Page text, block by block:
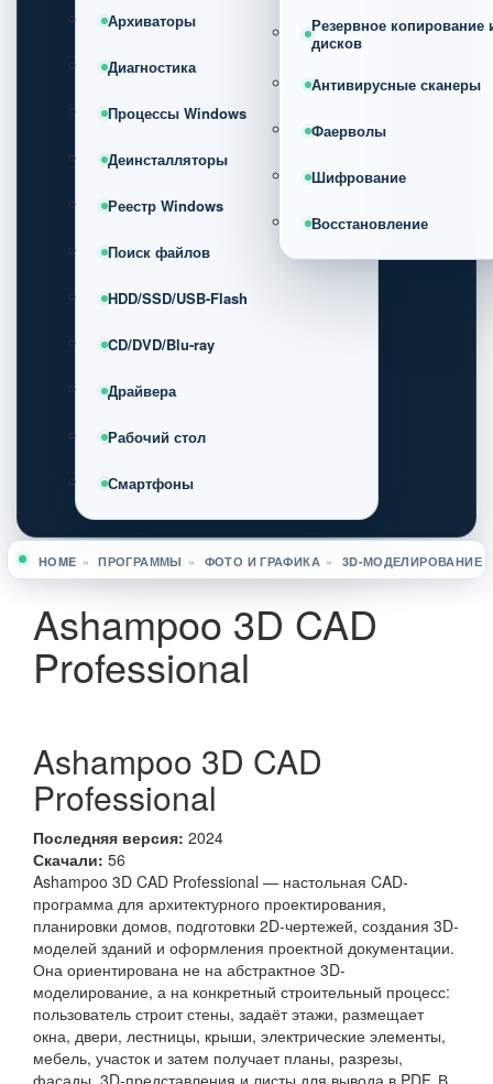
Архиваторы
Диагностика
Процессы Windows
Деинсталляторы
Реестр Windows
Поиск файлов
HDD/SSD/USB-Flash
CD/DVD/Blu-ray
Драйвера
Рабочий стол
Смартфоны
Резервное копирование
дисков
Антивирусные сканеры
Фаерволы
Шифрование
Восстановление
Вы здесь
HOME » ПРОГРАММЫ » ФОТО И ГРАФИКА » 3D-МОДЕЛИРОВАНИЕ
Ashampoo 3D CAD
Professional
Ashampoo 3D CAD
Professional
Последняя версия: 2024
Скачали: 56
Ashampoo 3D CAD Professional — настольная CAD-
программа для архитектурного проектирования,
планировки домов, подготовки 2D-чертежей, создания 3D-
моделей зданий и оформления проектной документации.
Она ориентирована не на абстрактное 3D-
моделирование, а на конкретный строительный процесс:
пользователь строит стены, задаёт этажи, размещает
окна, двери, лестницы, крыши, электрические элементы,
мебель, участок и затем получает планы, разрезы,
фасады, 3D-представления и листы для вывода в PDF. В